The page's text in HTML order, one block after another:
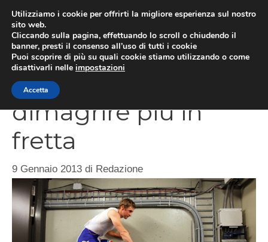
contenuto
Il Fitness veloce per
dimagrire più in
fretta
9 Gennaio 2013 di Redazione
Utilizziamo i cookie per offrirti la migliore esperienza sul nostro
sito web.
Cliccando sulla pagina, effettuando lo scroll o chiudendo il
banner, presti il consenso all’uso di tutti i cookie
Puoi scoprire di più su quali cookie stiamo utilizzando o come
disattivarli nelle impostazioni
Accetta